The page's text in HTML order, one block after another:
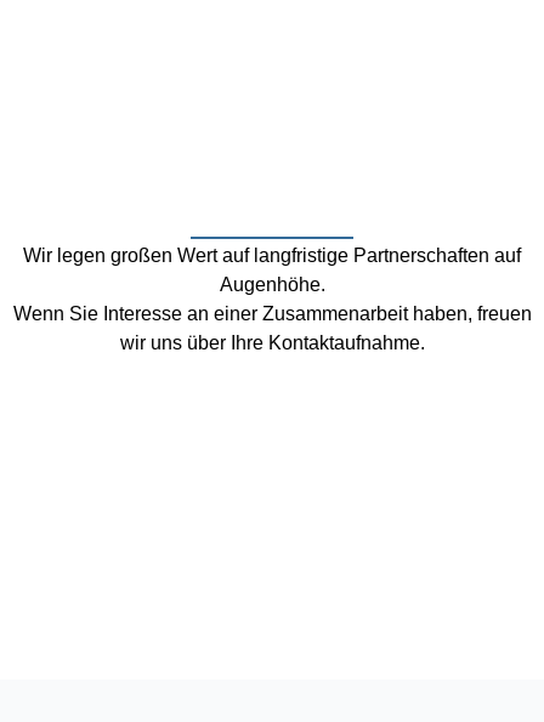
Wir legen großen Wert auf langfristige Partnerschaften auf
Augenhöhe.
Wenn Sie Interesse an einer Zusammenarbeit haben, freuen
wir uns über Ihre Kontaktaufnahme.